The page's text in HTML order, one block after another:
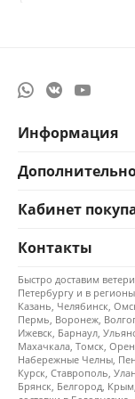
Информация
Кабинет
Контакты
Быстро доставим
Петербургу и в
Казань, Челябинск,
Пермь, Воронеж,
Ижевск, Барнаул,
Махачкала, Томск,
Набережные Челны,
Курск, Ставрополь,
Брянск, Белгород,